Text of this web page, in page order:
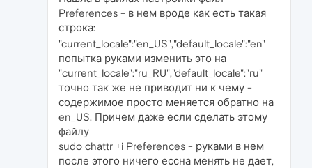
Preferences - в нем вроде как есть такая
строка:
"current_locale":"en_US","default_locale":"en"
попытка руками изменить это на
"current_locale":"ru_RU","default_locale":"ru"
точно так же не приводит ни к чему -
содержимое просто меняется обратно на
en_US. Причем даже если сделать этому
файлу
sudo chattr +i Preferences - руками в нем
после этого ничего ессна менять не дает,